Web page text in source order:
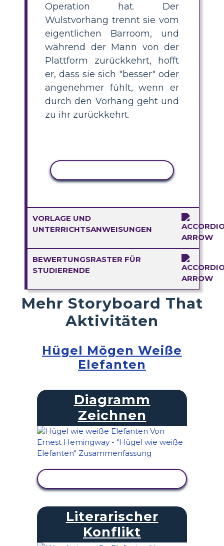
Operation hat. Der
Wulstvorhang trennt sie vom
eigentlichen Barroom, und
während der Mann von der
Plattform zurückkehrt, hofft
er, dass sie sich "besser" oder
angenehmer fühlt, wenn er
durch den Vorhang geht und
zu ihr zurückkehrt.
VORLAGE UND
UNTERRICHTSANWEISUNGEN
BEWERTUNGSRASTER FÜR
STUDIERENDE
Mehr Storyboard That
Aktivitäten
Hügel Mögen Weiße
Elefanten
Diagramm
Zeichnen
Literarischer
Konflikt